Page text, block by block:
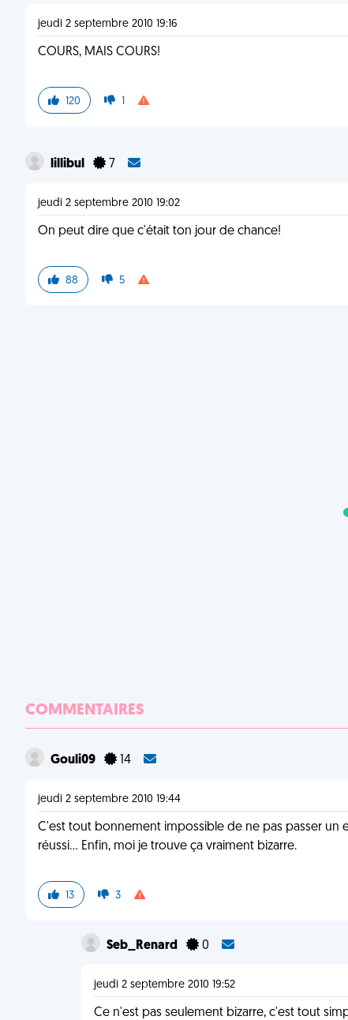
jeudi 2 septembre 2010 19:16
COURS, MAIS COURS!
120 1
lillibul 7
jeudi 2 septembre 2010 19:02
On peut dire que c'était ton jour de chance!
88 5
COMMENTAIRES
Gouli09 14
jeudi 2 septembre 2010 19:44
C'est tout bonnement impossible de ne pas passer
réussi... Enfin, moi je trouve ça vraiment bizarre.
13 3
Seb_Renard 0
jeudi 2 septembre 2010 19:52
Ce n'est pas seulement bizarre, c'est tout